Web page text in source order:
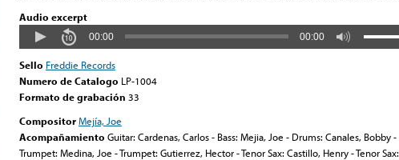
Audio excerpt
00:00 00:00
Sello Freddie Records
Numero de Catalogo LP-1004
Formato de grabación 33
CompositorMejía, Joe
Acompañamiento Guitar: Cardenas, Carlos - Bass: Mejia, Joe - Drums: Canales, Bobby -
Trumpet: Medina, Joe - Trumpet: Gutierrez, Hector - Tenor Sax: Castillo, Henry - Tenor Sax: